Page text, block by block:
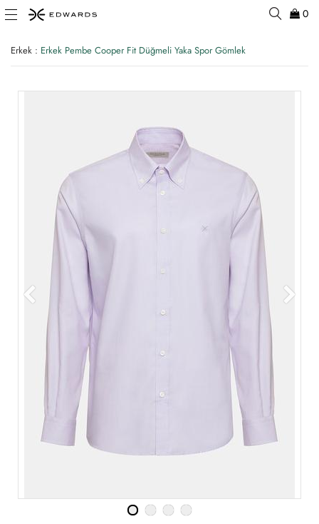
0
Erkek : Erkek Pembe Cooper Fit Düğmeli Yaka Spor Gömlek